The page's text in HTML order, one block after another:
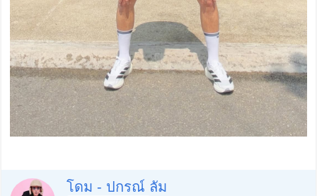
โดม - ปกรณ์ ลัม